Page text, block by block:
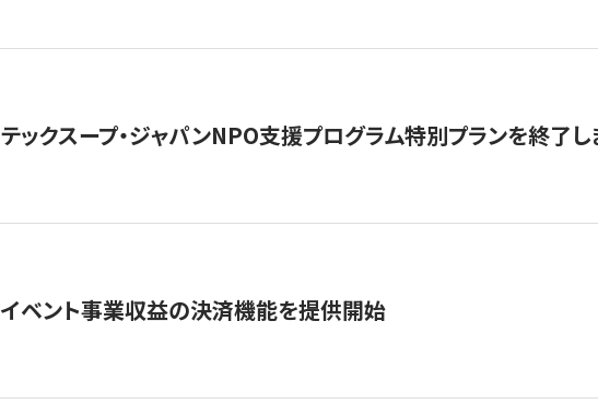
テックスープ・ジャパンNPO支援プログラム特別プランを終了
イベント事業収益の決済機能を提供開始